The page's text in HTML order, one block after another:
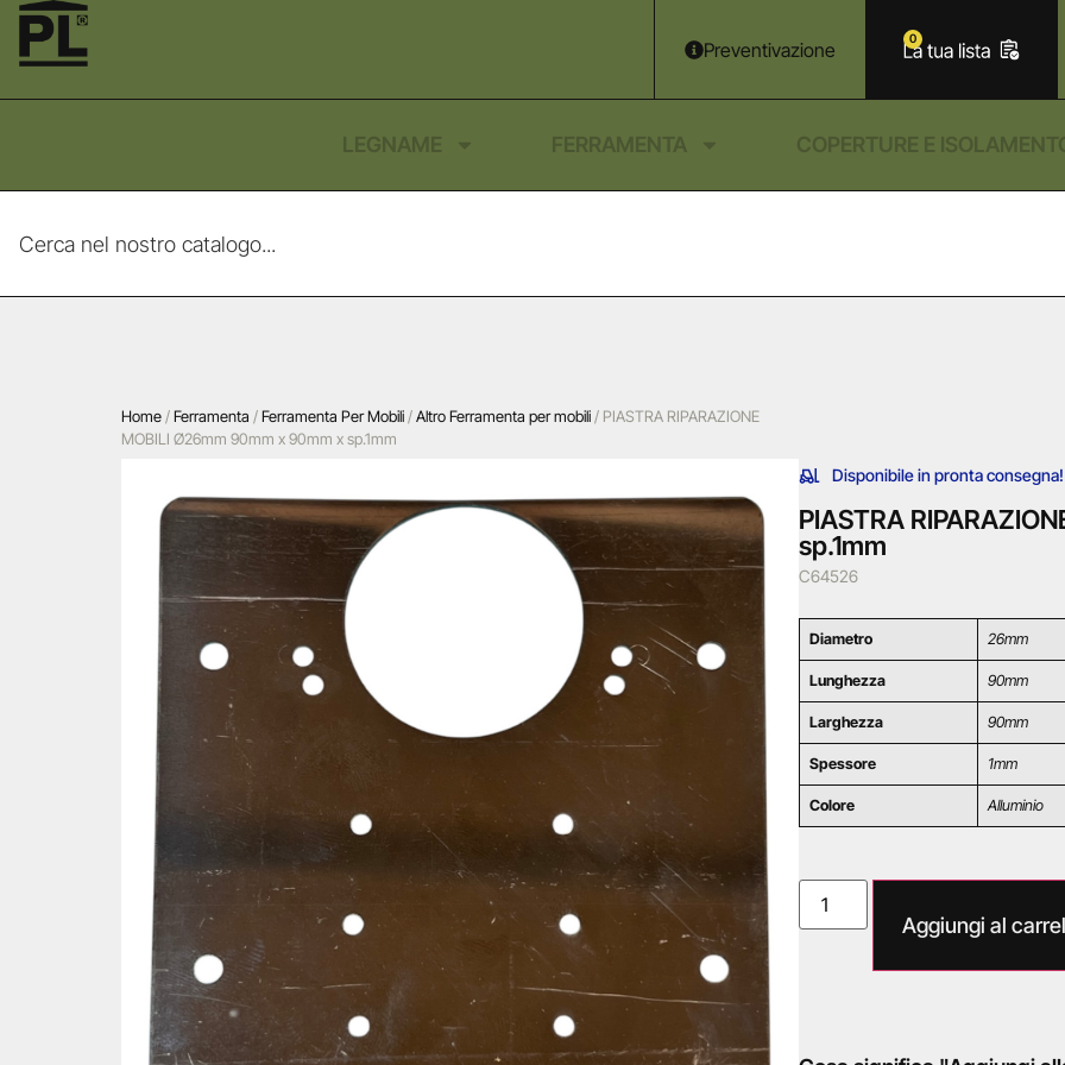
Preventivazione 0
LEGNAME FERRAMENTA COPERTURE E
Home /Ferramenta /Ferramenta Per Mobili /Altro Ferramenta per mobili / PIASTRA RIPARAZIONE
MOBILI Ø26mm 90mm x 90mm x sp.1mm
Disponibile in pronta consegna!
PIASTRA
sp.1mm
C64526
Diametro 26mm
Lunghezza 90mm
Larghezza 90mm
Spessore 1mm
Colore Alluminio
Aggiungi al